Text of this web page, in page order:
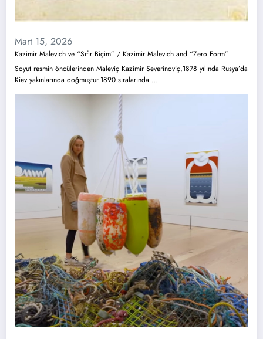
Mart 15, 2026
Kazimir Malevich ve “Sıfır Biçim” / Kazimir Malevich and “Zero Form”
Soyut resmin öncülerinden Maleviç Kazimir Severinoviç,1878 yılında Rusya’da
Kiev yakınlarında doğmuştur.1890 sıralarında …